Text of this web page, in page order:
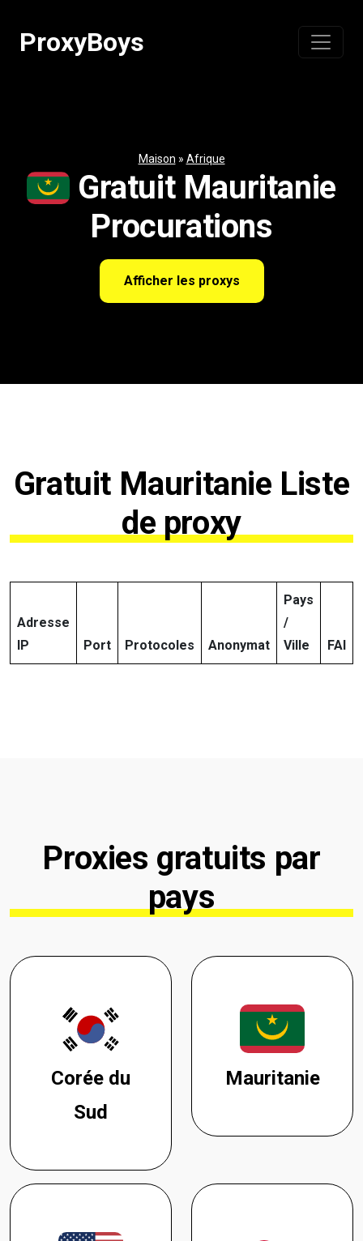
contenuProxyBoys
Maison » Afrique
Gratuit Mauritanie
Procurations
Afficher les proxys
Gratuit Mauritanie Liste
de proxy
Adresse
IP
Port Protocoles Anonymat
Pays
/
Ville
FAI
Proxies gratuits par
pays
Corée du
Sud
Mauritanie